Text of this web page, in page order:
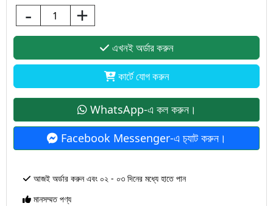
- +
এখনই অর্ডার করুন
কার্টে যোগ করুন
WhatsApp-এ কল করুন।
Facebook Messenger-এ চ‍্যাট করুন।
আজই অর্ডার করুন এবং ০২ - ০৩ দিনের মধ্যে হাতে পান
মানসম্মত পণ্য